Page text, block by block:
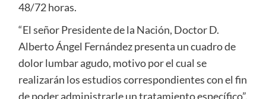
48/72 horas.
“El señor Presidente de la Nación, Doctor D.
Alberto Ángel Fernández presenta un cuadro de
dolor lumbar agudo, motivo por el cual se
realizarán los estudios correspondientes con el fin
de poder administrarle un tratamiento específico”,